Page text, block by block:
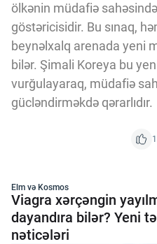
ölkənin müdafiə
göstəricisidir. Bu sınaq,
beynəlxalq arenada yeni
bilər. Şimali Koreya bu
vurğulayaraq, müdafiə
gücləndirməkdə qərarlıdır.
Elm və Kosmos
Viagra xərçəngin
dayandıra bilər? Yeni
nəticələri